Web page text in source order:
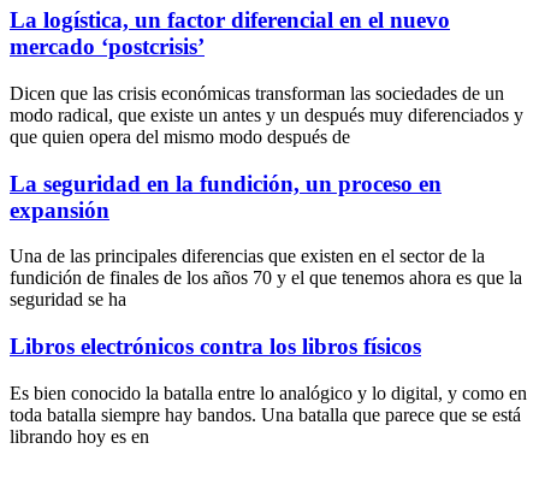
La logística, un factor diferencial en el nuevo
mercado ‘postcrisis’
Dicen que las crisis económicas transforman las sociedades de un
modo radical, que existe un antes y un después muy diferenciados y
que quien opera del mismo modo después de
La seguridad en la fundición, un proceso en
expansión
Una de las principales diferencias que existen en el sector de la
fundición de finales de los años 70 y el que tenemos ahora es que la
seguridad se ha
Libros electrónicos contra los libros físicos
Es bien conocido la batalla entre lo analógico y lo digital, y como en
toda batalla siempre hay bandos. Una batalla que parece que se está
librando hoy es en